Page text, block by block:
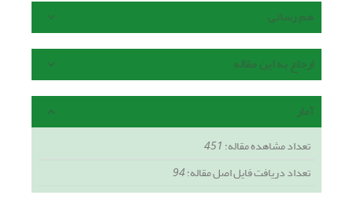
هم رسانی
ارجاع به این مقاله
آمار
تعداد مشاهده مقاله:451
تعداد دریافت فایل اصل مقاله:94